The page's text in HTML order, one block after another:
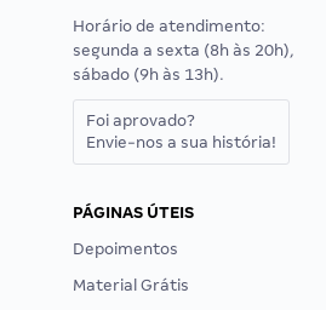
Horário de atendimento:
segunda a sexta (8h às 20h),
sábado (9h às 13h).
Foi aprovado?
Envie-nos a sua história!
PÁGINAS ÚTEIS
Depoimentos
Material Grátis